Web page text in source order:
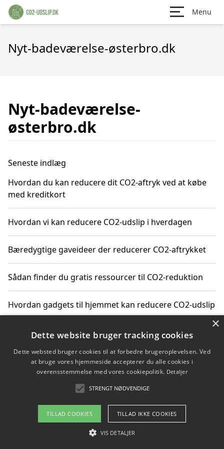
Menu
Nyt-badeværelse-østerbro.dk
Nyt-badeværelse-
østerbro.dk
Seneste indlæg
Hvordan du kan reducere dit CO2-aftryk ved at købe
med kreditkort
Hvordan vi kan reducere CO2-udslip i hverdagen
Bæredygtige gaveideer der reducerer CO2-aftrykket
Sådan finder du gratis ressourcer til CO2-reduktion
Hvordan gadgets til hjemmet kan reducere CO2-udslip
Copyright 2026 - Pilanto Aps
Om / kontakt
Blog Betingelser
×
Dette website bruger tracking cookies
Dette websted bruger cookies til at forbedre brugeroplevelsen. Ved
at bruge vores hjemmeside accepterer du alle cookies i
overensstemmelse med vores cookiepolitik. Detaljer
STRENGT NØDVENDIGE
TILLAD COOKIES TILLAD IKKE COOKIES
VIS DETALJER